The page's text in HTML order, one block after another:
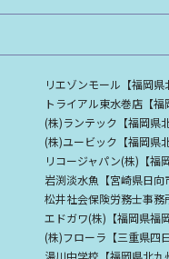
リエゾンモール【福岡県
トライアル東水巻店【福
(株)ランテック【福岡県
(株)ユービック【福岡県
リコージャパン(株)【福
岩渕淡水魚【宮崎県日向
松井社会保険労務士事務
エドガワ(株)【福岡県福岡
(株)フローラ【三重県四
湯川中学校【福岡県北九